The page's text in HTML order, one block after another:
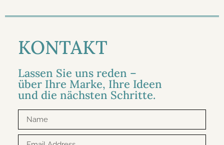
KONTAKT
Lassen Sie uns reden –
über Ihre Marke, Ihre Ideen
und die nächsten Schritte.